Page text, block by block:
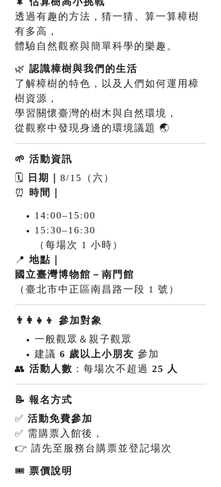
透過有趣的方法，猜一猜、算一算樟樹
有多高，
體驗自然觀察與簡單科學的樂趣。
🌿 認識樟樹與我們的生活
了解樟樹的特色，以及人們如何運用樟
樹資源，
學習關懷臺灣的樹木與自然環境，
從觀察中發現身邊的環境議題 🌏
🌱 活動資訊
🗓
日期｜ 8/15（六）
⏰
時間｜
14:00–15:00
15:30–16:30
（每場次 1 小時）
📍地點｜
國立臺灣博物館－南門館
（臺北市中正區南昌路一段 1 號）
👨‍👩‍👧‍👦 參加對象
一般觀眾＆親子觀眾
建議 6 歲以上小朋友 參加
👥 活動人數 ：每場次不超過 25 人
📝 報名方式
✅ 活動免費參加
✅ 需購票入館後，
👉 請先至服務台購票並登記場次
🎟 票價說明